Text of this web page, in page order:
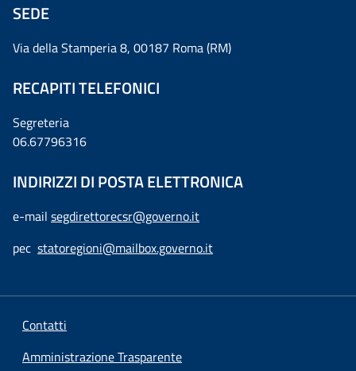
SEDE
Via della Stamperia 8, 00187 Roma (RM)
RECAPITI TELEFONICI
Segreteria
06.67796316
INDIRIZZI DI POSTA ELETTRONICA
e-mail segdirettorecsr@governo.it
pec statoregioni@mailbox.governo.it
Contatti
Amministrazione Trasparente